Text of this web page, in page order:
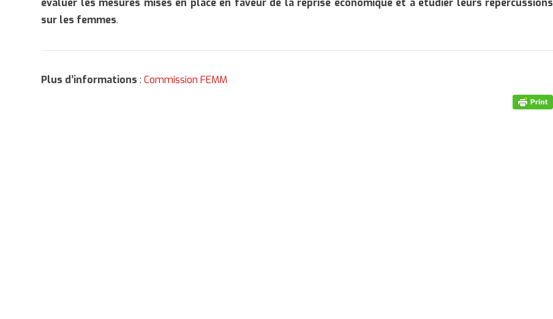
évaluer les mesures mises en place en faveur de la reprise économique et à étudier leurs répercussions
sur les femmes.
Plus d’informations :Commission FEMM